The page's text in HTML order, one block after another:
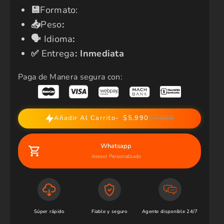
​💾​Formato:
📥Peso:
🗣️​ Idioma:
✅​ Entrega: Inmediata
Paga de Manera segura con:
Añadir Al Carrito $5,990$7,990
Whatsapp
Asesor Personalizado
Súper rápido Fiable y seguro Agente disponible 24/7